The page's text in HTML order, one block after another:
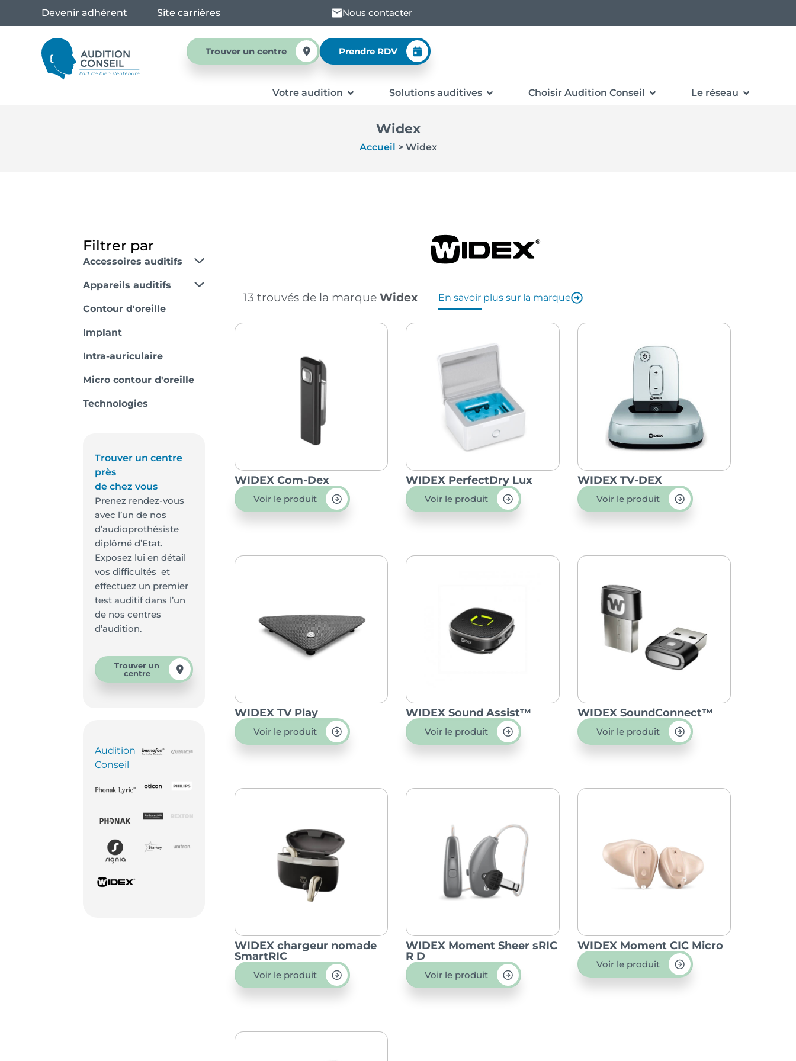
Devenir adhérent Site carrières Nous contacter
Trouver un centre Prendre RDV
Votre audition Solutions auditives Choisir Audition Conseil Le réseau
Widex
Accueil > Widex
Filtrer par
Accessoires auditifs
Appareils auditifs
Contour d'oreille
Implant
Intra-auriculaire
Micro contour d'oreille
Technologies
Trouver un centre
près
de chez vous
Prenez rendez-vous
avec l’un de nos
d’audioprothésiste
diplômé d’Etat.
Exposez lui en détail
vos difficultés et
effectuez un premier
test auditif dans l’un
de nos centres
d’audition.
Trouver un
centre
Audition
Conseil
13 trouvés de la marque Widex En savoir plus sur la marque
WIDEX Com-Dex
Voir le produit
WIDEX PerfectDry Lux
Voir le produit
WIDEX TV-DEX
Voir le produit
WIDEX TV Play
Voir le produit
WIDEX Sound Assist™
Voir le produit
WIDEX SoundConnect™
Voir le produit
WIDEX chargeur nomade
SmartRIC
Voir le produit
WIDEX Moment Sheer sRIC
R D
Voir le produit
WIDEX Moment CIC Micro
Voir le produit